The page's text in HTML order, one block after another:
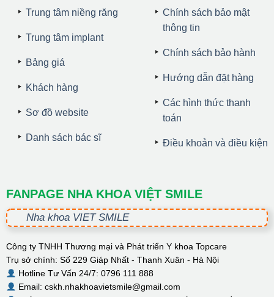
Trung tâm niềng răng
Trung tâm implant
Bảng giá
Khách hàng
Sơ đồ website
Danh sách bác sĩ
Chính sách bảo mật
thông tin
Chính sách bảo hành
Hướng dẫn đặt hàng
Các hình thức thanh
toán
Điều khoản và điều kiện
FANPAGE NHA KHOA VIỆT SMILE
Nha khoa VIET SMILE
Công ty TNHH Thương mại và Phát triển Y khoa Topcare
Trụ sở chính: Số 229 Giáp Nhất - Thanh Xuân - Hà Nội
Hotline Tư Vấn 24/7: 0796 111 888
Email: cskh.nhakhoavietsmile@gmail.com